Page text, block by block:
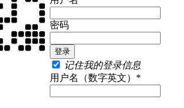
密码
记住我的登录信息
用户名（数字英文）*